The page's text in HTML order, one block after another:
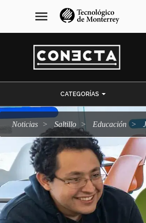
navegación
principal
menu
CATEGORÍAS
Noticias Saltillo Educación